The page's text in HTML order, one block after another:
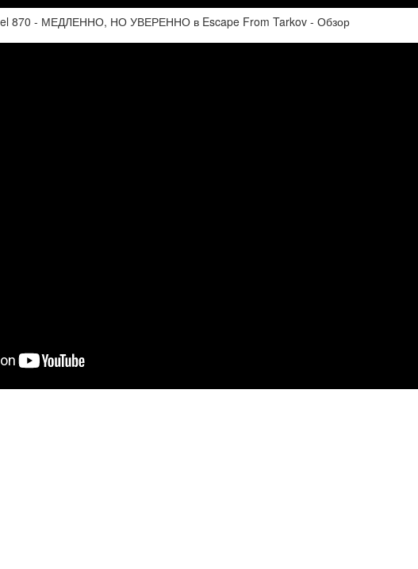
870 - МЕДЛЕННО, НО УВЕРЕННО в Escape From Tarkov - Обзор